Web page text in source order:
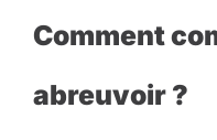
Comment
abreuvoir ?